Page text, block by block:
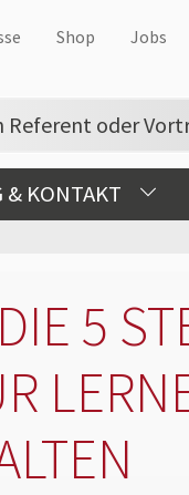
Shop Jobs
& KONTAKT
5